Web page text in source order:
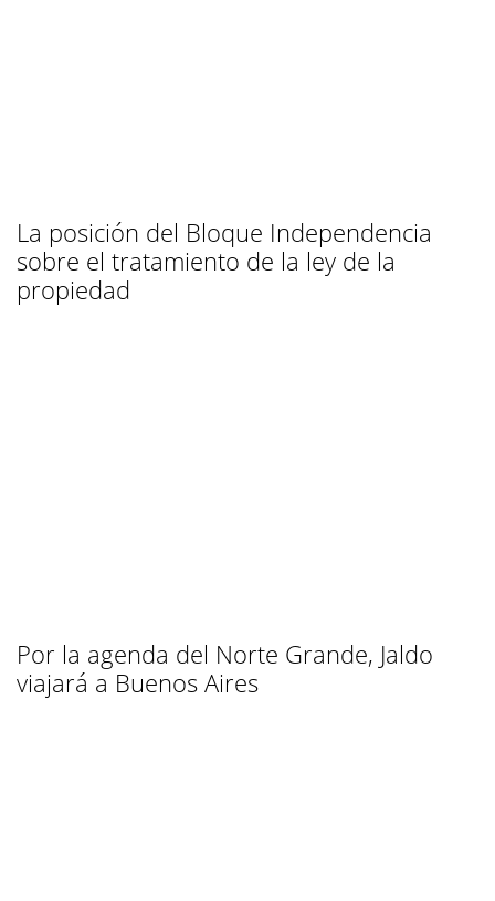
La posición del Bloque Independencia
sobre el tratamiento de la ley de la
propiedad
Por la agenda del Norte Grande, Jaldo
viajará a Buenos Aires